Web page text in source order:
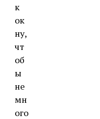
к
ок
ну,
чт
об
ы
не
мн
ого